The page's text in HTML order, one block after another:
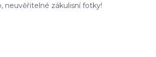
neuvěřitelné zákulisní fotky!